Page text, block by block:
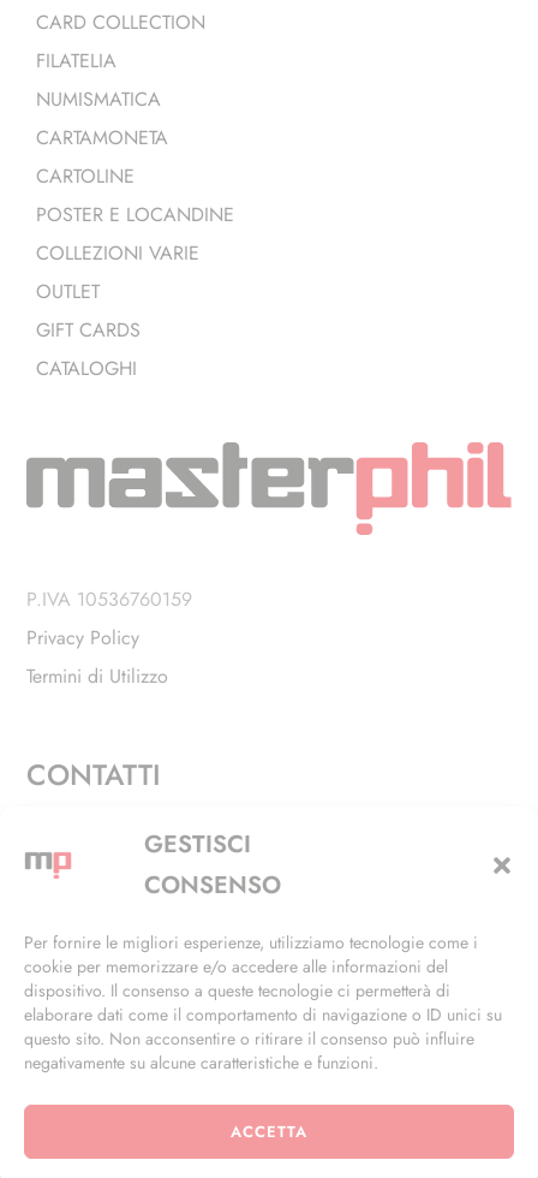
GESTISCI
CONSENSO
Per fornire le migliori esperienze, utilizziamo tecnologie come i
cookie per memorizzare e/o accedere alle informazioni del
dispositivo. Il consenso a queste tecnologie ci permetterà di
elaborare dati come il comportamento di navigazione o ID unici su
questo sito. Non acconsentire o ritirare il consenso può influire
negativamente su alcune caratteristiche e funzioni.
ACCETTA
CARD COLLECTION
FILATELIA
NUMISMATICA
CARTAMONETA
CARTOLINE
POSTER E LOCANDINE
COLLEZIONI VARIE
OUTLET
GIFT CARDS
CATALOGHI
P.IVA 10536760159
Privacy Policy
Termini di Utilizzo
CONTATTI
Via Alfieri, 27 - Trezzano Sul Naviglio (MI)
+39 02 4846 3155
info@masterphil.it